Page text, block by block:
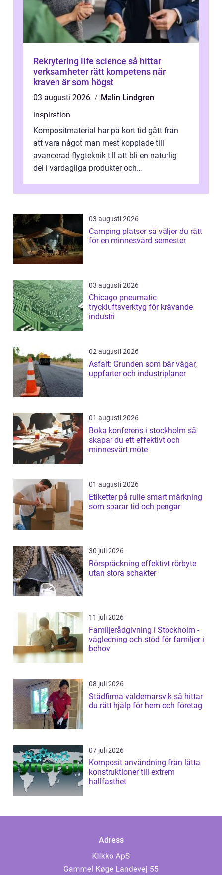
Rekrytering life science så hittar
verksamheter rätt kompetens när
kraven är som högst
03 augusti 2026
Malin Lindgren
inspiration
Kompositmaterial har på kort tid gått från
att vara något man mest kopplade till
avancerad flygteknik till att bli en naturlig
del i vardagliga produkter och
03 augusti 2026
Camping platser så väljer du rätt
för en minnesvärd semester
03 augusti 2026
Chicago pneumatic
tryckluftsverktyg för krävande
industri
02 augusti 2026
Asfalt: Grunden som bär vägar,
uppfarter och industriplaner
01 augusti 2026
Boka konferens i stockholm så
skapar du ett effektivt och
minnesvärt möte
01 augusti 2026
Etiketter på rulle smart märkning
som sparar tid och pengar
30 juli 2026
Rörspräckning effektivt rörbyte
utan stora schakter
11 juli 2026
Familjerådgivning i Stockholm -
vägledning och stöd för familjer i
behov
08 juli 2026
Städfirma valdemarsvik så hittar
du rätt hjälp för hem och företag
07 juli 2026
Komposit användning från lätta
konstruktioner till extrem
hållfasthet
Adress